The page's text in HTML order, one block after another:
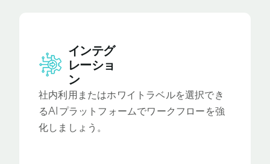
インテグ
レーショ
ン
社内利用またはホワイトラベルを選択でき
るAIプラットフォームでワークフローを強
化しましょう。